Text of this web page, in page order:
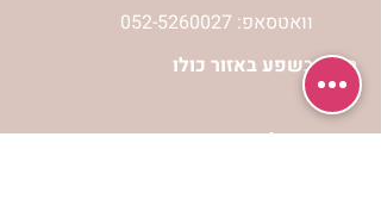
וואטסאפ: 052-5260027
חניה בשפע באזור כולו
הרשמי לעדכונים